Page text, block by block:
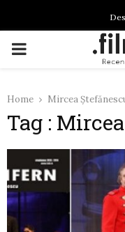
PRIMARY
Home Mircea
Tag :